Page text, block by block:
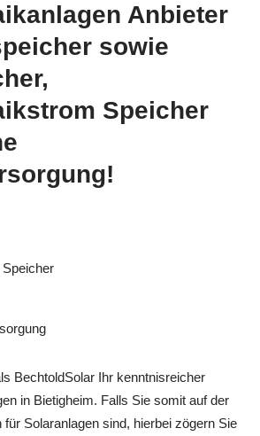
Anbieter
sowie
Speicher
BechtoldSolar Ihr kenntnisreicher
in Bietigheim. Falls Sie somit auf der
Solaranlagen sind, hierbei zögern Sie